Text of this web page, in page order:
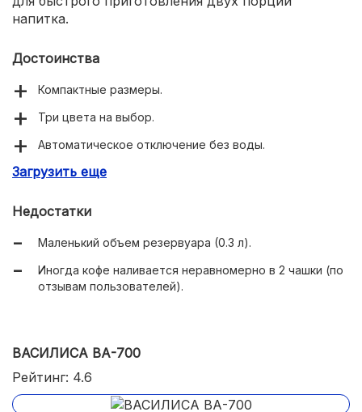
напитка.
Достоинства
Компактные размеры.
Три цвета на выбор.
Автоматическое отключение без воды.
Постоянный фильтр.
Загрузить еще
Недостатки
Маленький объем резервуара (0.3 л).
Иногда кофе наливается неравномерно в 2 чашки (по
отзывам пользователей).
ВАСИЛИСА ВА-700
Рейтинг: 4.6